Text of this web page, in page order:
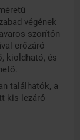
végének
szorítón
erőzáró
kioldható, és
találhatók, a
kis lezáró